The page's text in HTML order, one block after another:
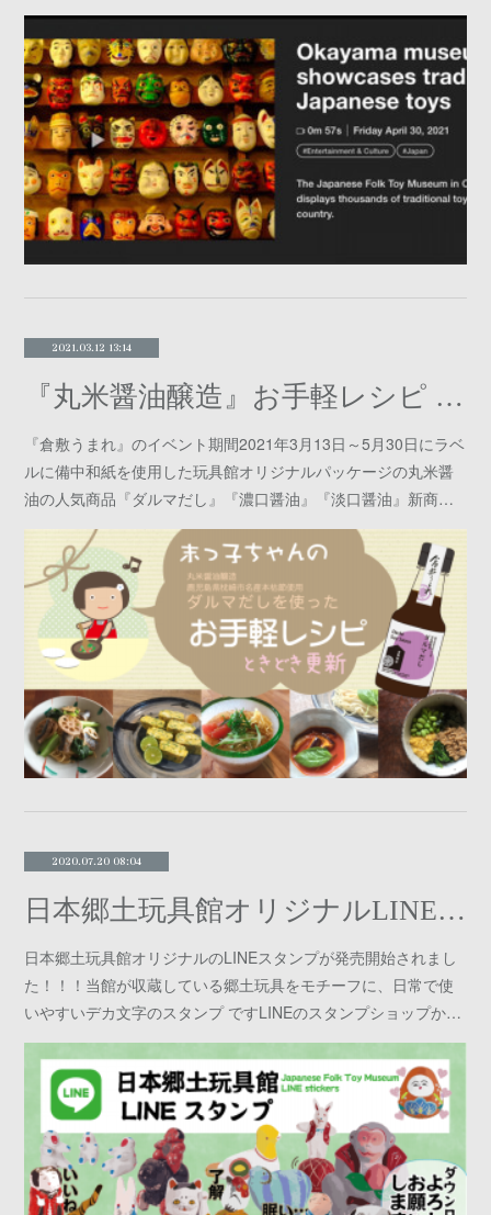
2021.03.12 13:14
『丸米醤油醸造』お手軽レシピ サイト
『倉敷うまれ』のイベント期間2021年3月13日～5月30日にラベ
ルに備中和紙を使用した玩具館オリジナルパッケージの丸米醤
油の人気商品『ダルマだし』『濃口醤油』『淡口醤油』新商…
2020.07.20 08:04
日本郷土玩具館オリジナルLINEスタンプ
日本郷土玩具館オリジナルのLINEスタンプが発売開始されまし
た！！！当館が収蔵している郷土玩具をモチーフに、日常で使
いやすいデカ文字のスタンプ ですLINEのスタンプショップか…